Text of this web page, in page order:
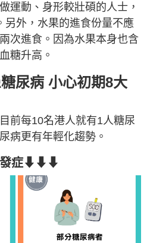
運動、身形較壯碩的人士，
另外，水果的進食份量不應
次進食。因為水果本身也含
糖升高。
尿病 小心初期8大
前每10名港人就有1人糖尿
病更有年輕化趨勢。
發症⬇⬇⬇